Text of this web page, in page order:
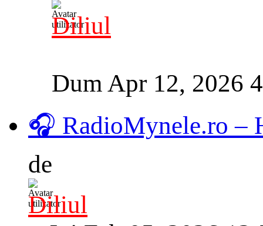
Diliul
Dum Apr 12, 2026
🎧 RadioMynele.ro –
de
Diliul